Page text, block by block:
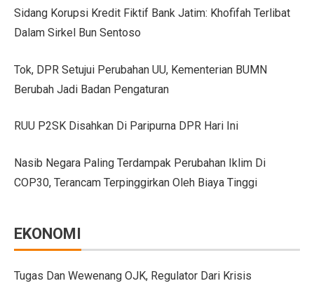
GIIAS Bandung 2025: Sinergi Pemerintah, Industri,
Trio Unggulan Suzuki di GIIAS Bandung 2025:
Daihatsu Rocky Diluncurkan di GIIAS: SUV Kompak
Hyundai Akan Rilis Mobil Listrik Baru Tahun Ini
28 Kendaraan Perusahaan di Aceh Tamiang Pakai
Pengalaman Pertama Mengemudi Jaecoo J8, SUV
Sidang Korupsi Kredit Fiktif Bank Jatim: Khofifah Terlibat
Dalam Sirkel Bun Sentoso
Tok, DPR Setujui Perubahan UU, Kementerian BUMN
Berubah Jadi Badan Pengaturan
RUU P2SK Disahkan Di Paripurna DPR Hari Ini
Nasib Negara Paling Terdampak Perubahan Iklim Di
COP30, Terancam Terpinggirkan Oleh Biaya Tinggi
EKONOMI
Tugas Dan Wewenang OJK, Regulator Dari Krisis